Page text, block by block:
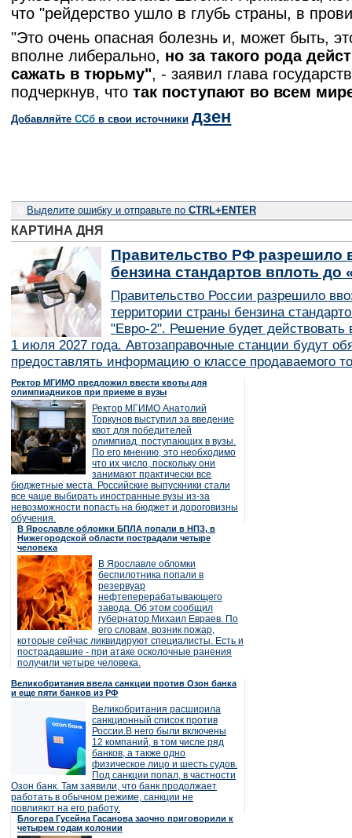
что "рейдерство ушло в глубь страны, в
"Это очень опасная болезнь и, может быть,
вполне либерально, но за такого рода
сажать в тюрьму", - заявил глава
подчеркнув, что так поступают во всем
Добавляйте CСб в свои источники дзен
Выделите ошибку и отправьте по CTRL+ENTER
КАРТИНА ДНЯ
Правительство РФ разрешило
бензина стандартов вплоть до
Правительство России разрешило
территории страны бензина
"Евро-2". Решение будет действовать
1 июля 2027 года. Автозаправочные станции будут
предоставлять информацию о классе продаваемого
Ректор МГИМО предложил ввести квоты для
олимпиадников при приеме в вузы
Ректор МГИМО Анатолий
Торкунов выступил за введение
квот для победителей
олимпиад, поступающих в вузы.
По его мнению, это необходимо
что их число, поскольку они
занимают практически все
бюджетные места. Российские выпускники стали
все чаще выбирать иностранные вузы из-за
невозможности попасть на бюджет и дороговизны
обучения.
В Ярославле обломки БПЛА попали в НПЗ, в
Нижегородской области пострадали четыре
человека
В Ярославле обломки
беспилотника попали в
резервуар
нефтеперерабатывающего
завода. Об этом сообщил
губернатор Михаил Евраев. По
его словам, возник пожар,
которые сейчас ликвидируют специалисты. Есть и
пострадавшие - при атаке осколочные ранения
получили четыре человека.
Великобритания ввела санкции против Озон банка
и еще пяти банков из РФ
Великобритания расширила
санкционный список против
России.В него были включены
12 компаний, в том числе ряд
банков, а также одно
физическое лицо и шесть судов.
Под санкции попал, в частности
Озон банк. Там заявили, что банк продолжает
работать в обычном режиме, санкции не
повлияют на его работу.
Блогера Гусейна Гасанова заочно приговорили к
четырем годам колонии